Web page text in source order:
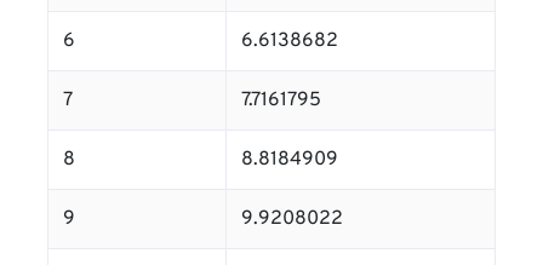
6 6.6138682
7 7.7161795
8 8.8184909
9 9.9208022